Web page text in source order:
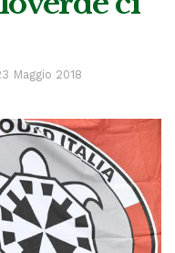
Maggio 2018